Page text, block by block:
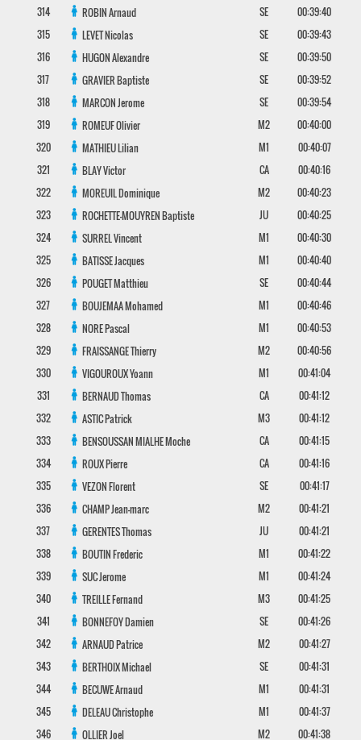
314
ROBINArnaud SE
00:39:40
315
LEVETNicolas SE
00:39:43
316
HUGONAlexandre SE
00:39:50
317
GRAVIERBaptiste SE
00:39:52
318
MARCONJerome SE
00:39:54
319
ROMEUFOlivier M2
00:40:00
320
MATHIEULilian M1
00:40:07
321
BLAYVictor CA
00:40:16
322
MOREUILDominique M2
00:40:23
323
ROCHETTE-MOUYRENBaptiste JU
00:40:25
324
SURRELVincent M1
00:40:30
325
BATISSEJacques M1
00:40:40
326
POUGETMatthieu SE
00:40:44
327
BOUJEMAAMohamed M1
00:40:46
328
NOREPascal M1
00:40:53
329
FRAISSANGEThierry M2
00:40:56
330
VIGOUROUXYoann M1
00:41:04
331
BERNAUDThomas CA
00:41:12
332
ASTICPatrick M3
00:41:12
333
BENSOUSSAN MIALHEMoche CA
00:41:15
334
ROUXPierre CA
00:41:16
335
VEZONFlorent SE
00:41:17
336
CHAMPJean-marc M2
00:41:21
337
GERENTESThomas JU
00:41:21
338
BOUTINFrederic M1
00:41:22
339
SUCJerome M1
00:41:24
340
TREILLEFernand M3
00:41:25
341
BONNEFOYDamien SE
00:41:26
342
ARNAUDPatrice M2
00:41:27
343
BERTHOIXMichael SE
00:41:31
344
BECUWEArnaud M1
00:41:31
345
DELEAUChristophe M1
00:41:37
346
OLLIERJoel M2 00:41:38